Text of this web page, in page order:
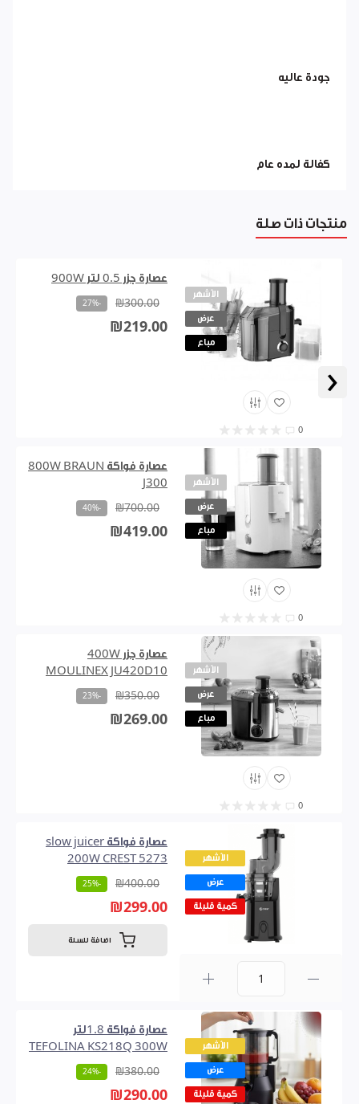
‹
جودة عاليه
كفالة لمده عام
منتجات ذات صلة
الأشهر
عرض
مباع
0
عصارة جزر 0.5 لتر 900W
₪300.00
-27%
₪219.00
الأشهر
عرض
مباع
0
عصارة فواكة 800W BRAUN
J300
₪700.00
-40%
₪419.00
الأشهر
عرض
مباع
0
عصارة جزر 400W
MOULINEX JU420D10
₪350.00
-23%
₪269.00
الأشهر
عرض
كمية قليلة
عصارة فواكة slow juicer
200W CREST 5273
₪400.00
-25%
₪299.00
اضافة للسلة
الأشهر
عرض
كمية قليلة
عصارة فواكة 1.8لتر
TEFOLINA KS218Q 300W
₪380.00
-24%
₪290.00